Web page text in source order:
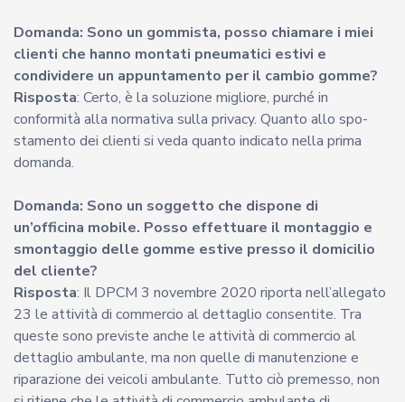
Domanda: Sono un gommista, posso chiamare i miei
clienti che hanno montati pneumatici estivi e
condividere un appuntamento per il cambio gomme?
Risposta: Certo, è la soluzione migliore, purché in
conformità alla normativa sulla privacy. Quanto allo spo-
stamento dei clienti si veda quanto indicato nella prima
domanda.
Domanda: Sono un soggetto che dispone di
un’officina mobile. Posso effettuare il montaggio e
smontaggio delle gomme estive presso il domicilio
del cliente?
Risposta: Il DPCM 3 novembre 2020 riporta nell’allegato
23 le attività di commercio al dettaglio consentite. Tra
queste sono previste anche le attività di commercio al
dettaglio ambulante, ma non quelle di manutenzione e
riparazione dei veicoli ambulante. Tutto ciò premesso, non